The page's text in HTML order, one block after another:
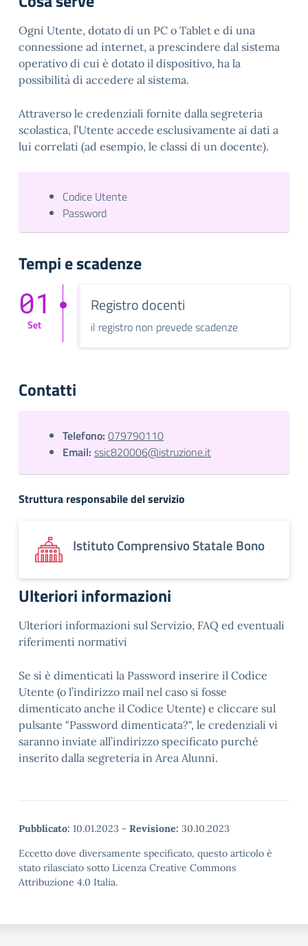
Ogni Utente, dotato di un PC o Tablet e di una
connessione ad internet, a prescindere dal sistema
operativo di cui è dotato il dispositivo, ha la
possibilità di accedere al sistema.
Attraverso le credenziali fornite dalla segreteria
scolastica, l’Utente accede esclusivamente ai dati a
lui correlati (ad esempio, le classi di un docente).
Codice Utente
Password
Tempi e scadenze
01
Set
Registro docenti
il registro non prevede scadenze
Contatti
Telefono: 079790110
Email: ssic820006@istruzione.it
Struttura responsabile del servizio
Istituto Comprensivo Statale Bono
Ulteriori informazioni
Ulteriori informazioni sul Servizio, FAQ ed eventuali
riferimenti normativi
Se si è dimenticati la Password inserire il Codice
Utente (o l’indirizzo mail nel caso si fosse
dimenticato anche il Codice Utente) e cliccare sul
pulsante "Password dimenticata?", le credenziali vi
saranno inviate all’indirizzo specificato purché
inserito dalla segreteria in Area Alunni.
Pubblicato: 10.01.2023 - Revisione: 30.10.2023
Eccetto dove diversamente specificato, questo articolo è
stato rilasciato sotto Licenza Creative Commons
Attribuzione 4.0 Italia.